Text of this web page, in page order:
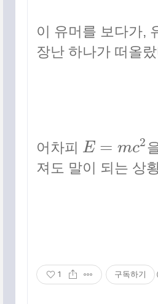
이 유머를 보다가,
장난 하나가 떠올
어차피 E = mc2
E=m c2
져도 말이 되는 상
1 구독하기